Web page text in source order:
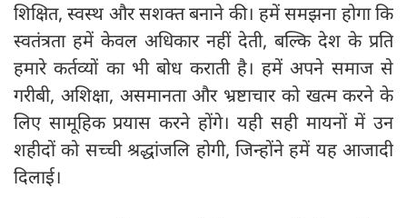
शिक्षित, स्वस्थ और सशक्त बनाने की। हमें समझना होगा कि
स्वतंत्रता हमें केवल अधिकार नहीं देती, बल्कि देश के प्रति
हमारे कर्तव्यों का भी बोध कराती है। हमें अपने समाज से
गरीबी, अशिक्षा, असमानता और भ्रष्टाचार को खत्म करने के
लिए सामूहिक प्रयास करने होंगे। यही सही मायनों में उन
शहीदों को सच्ची श्रद्धांजलि होगी, जिन्होंने हमें यह आजादी
दिलाई।